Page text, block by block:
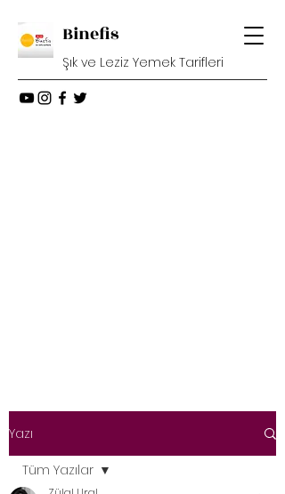
Binefis
Şık ve Leziz Yemek Tarifleri
Yazı
Tüm Yazılar